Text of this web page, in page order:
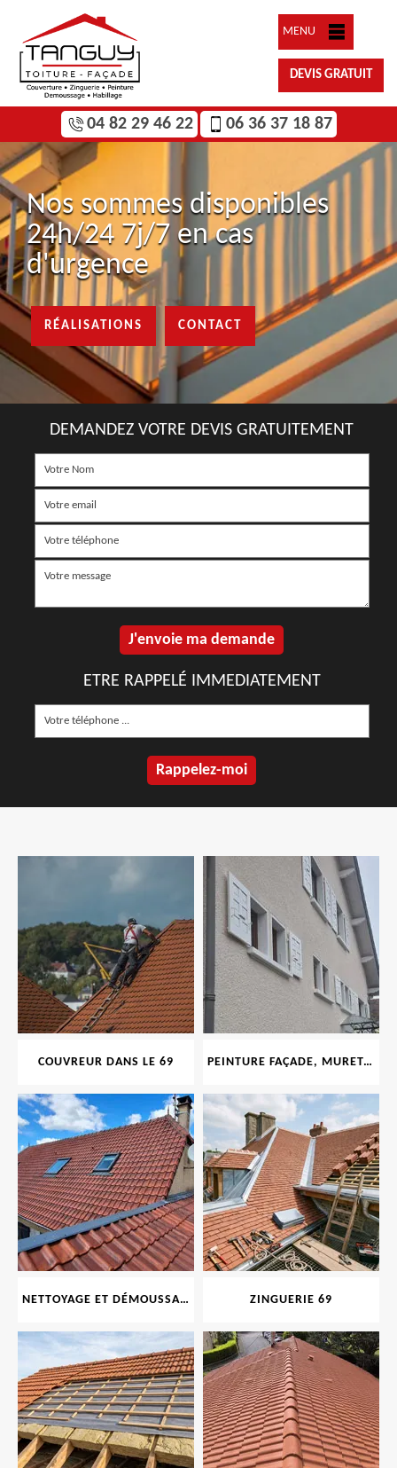
MENU
DEVIS GRATUIT
04 82 29 46 22 06 36 37 18 87
Nos sommes disponibles
24h/24 7j/7 en cas
d'urgence
RÉALISATIONS CONTACT
DEMANDEZ VOTRE DEVIS GRATUITEMENT
ETRE RAPPELÉ IMMEDIATEMENT
COUVREUR DANS LE 69 PEINTURE FAÇADE, MURET, TOITURE, BOISERIE, FERRONERIE, GOUTTIÈRE 69
NETTOYAGE ET DÉMOUSSAGE DE TOITURE ET FAÇADE 69 ZINGUERIE 69